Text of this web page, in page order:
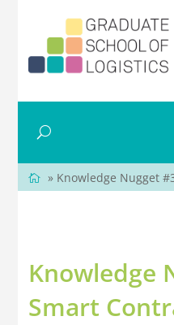
» Knowledge Nugget
Knowledge
Smart